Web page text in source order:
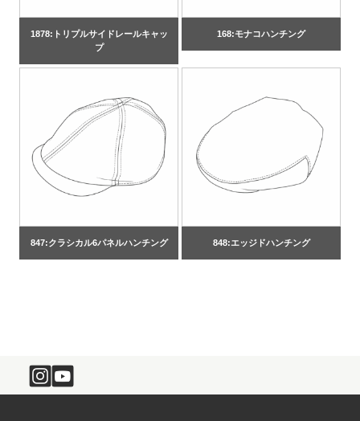
1878:トリプルサイドレールキャッ
プ
168:モナコハンチング
847:クラシカル6パネルハンチング 848:エッジドハンチング